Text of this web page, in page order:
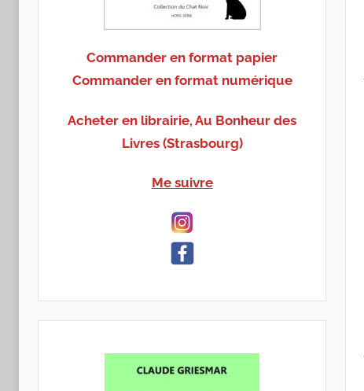
Commander en format papier
Commander en format numérique
Acheter en librairie, Au Bonheur des
Livres (Strasbourg)
Me suivre